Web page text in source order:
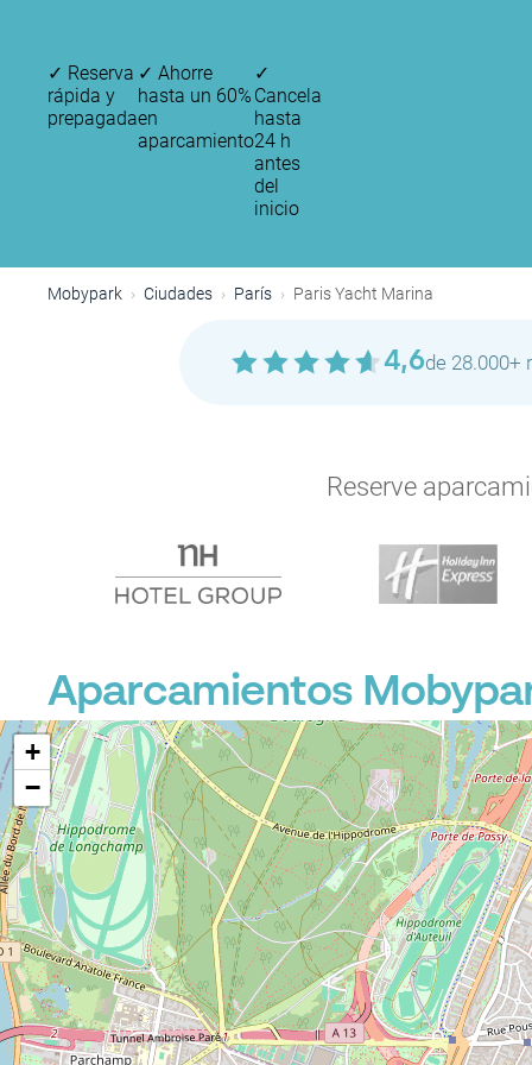
✓ Reserva
rápida y
prepagada
✓ Ahorre
hasta un 60%
en
aparcamiento
✓
Cancela
hasta
24 h
antes
del
inicio
Mobypark Ciudades París Paris Yacht Marina
4,6de 28.000+
Reserve
Aparcamientos
+
−